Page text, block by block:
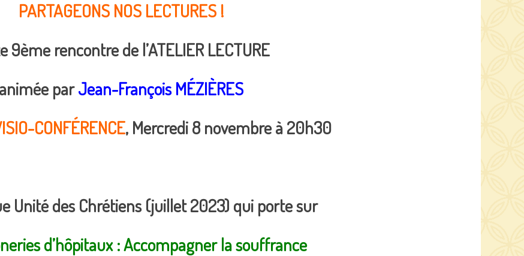
PARTAGEONS NOS LECTURES !
9ème rencontre de l’ATELIER LECTURE
animée parJean-François MÉZIÈRES
CONFÉRENCE, Mercredi 8 novembre à 20h30
Unité des Chrétiens (juillet 2023) qui porte sur
d’hôpitaux : Accompagner la souffrance